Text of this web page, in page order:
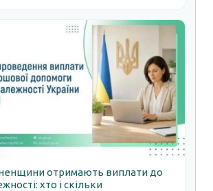
отримають виплати до
хто і скільки